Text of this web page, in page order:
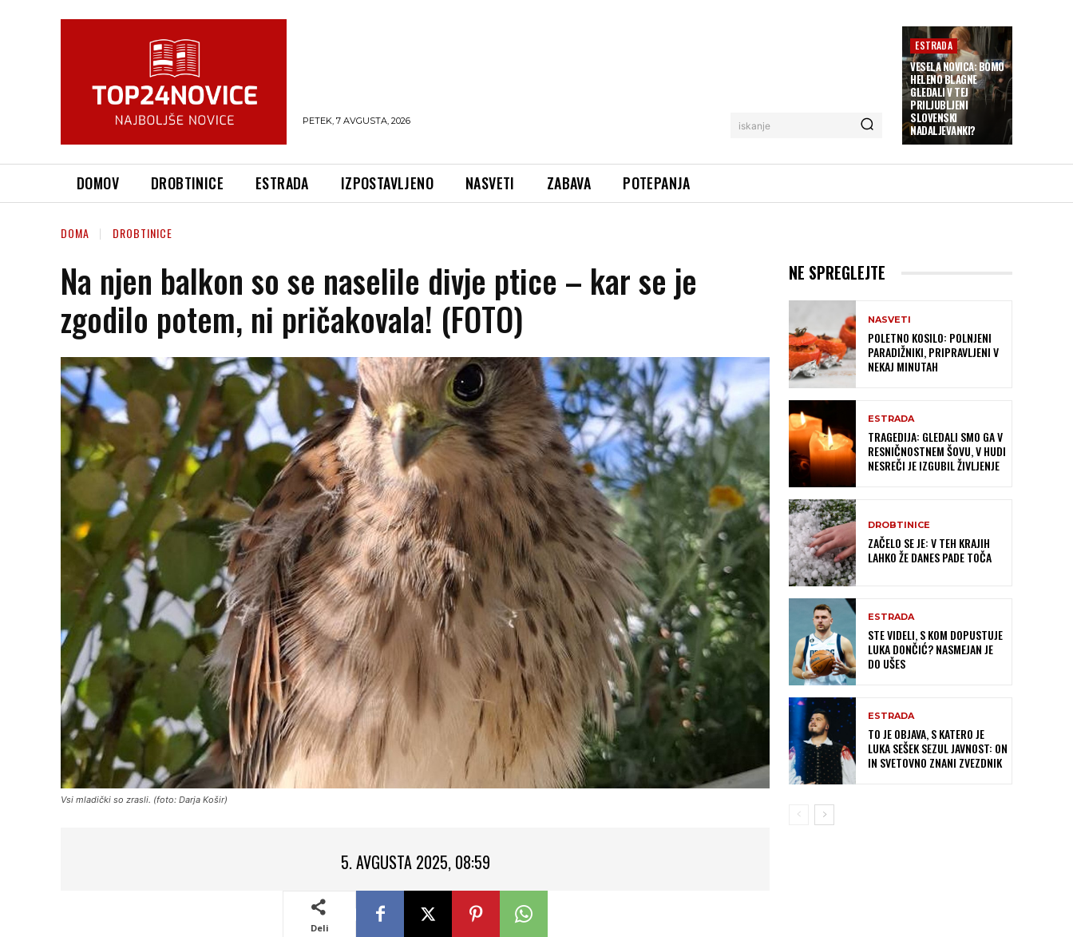
PETEK, 7 AVGUSTA, 2026 iskanje
ESTRADA
VESELA NOVICA: BOMO
HELENO BLAGNE
GLEDALI V TEJ
PRILJUBLJENI
SLOVENSKI
NADALJEVANKI?
DOMOV DROBTINICE ESTRADA IZPOSTAVLJENO NASVETI ZABAVA POTEPANJA
DOMA DROBTINICE
Na njen balkon so se naselile divje ptice – kar se je
zgodilo potem, ni pričakovala! (FOTO)
Vsi mladički so zrasli. (foto: Darja Košir)
5. AVGUSTA 2025, 08:59
Deli
NE SPREGLEJTE
NASVETI
POLETNO KOSILO: POLNJENI
PARADIŽNIKI, PRIPRAVLJENI V
NEKAJ MINUTAH
ESTRADA
TRAGEDIJA: GLEDALI SMO GA V
RESNIČNOSTNEM ŠOVU, V HUDI
NESREČI JE IZGUBIL ŽIVLJENJE
DROBTINICE
ZAČELO SE JE: V TEH KRAJIH
LAHKO ŽE DANES PADE TOČA
ESTRADA
STE VIDELI, S KOM DOPUSTUJE
LUKA DONČIĆ? NASMEJAN JE
DO UŠES
ESTRADA
TO JE OBJAVA, S KATERO JE
LUKA SEŠEK SEZUL JAVNOST: ON
IN SVETOVNO ZNANI ZVEZDNIK